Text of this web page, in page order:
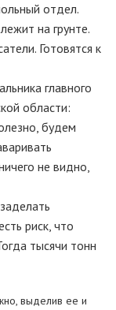
отдел.
на грунте.
Готовятся к
главного
области:
будем
не видно,
риск, что
тысячи тонн
выделив ее и